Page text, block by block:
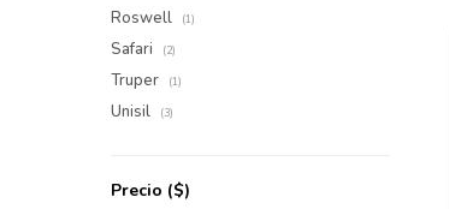
Roswell (1)
Safari (2)
Truper (1)
Unisil (3)
Precio ($)